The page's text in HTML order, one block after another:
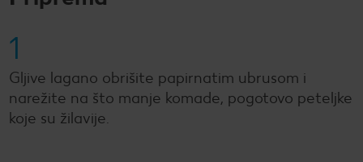
1
Gljive lagano obrišite papirnatim ubrusom i
narežite na što manje komade, pogotovo peteljke
koje su žilavije.